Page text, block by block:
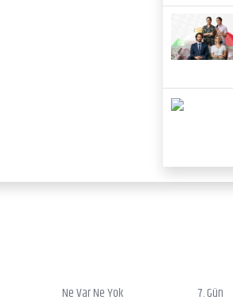
Ne Var Ne Yok 7. Gün